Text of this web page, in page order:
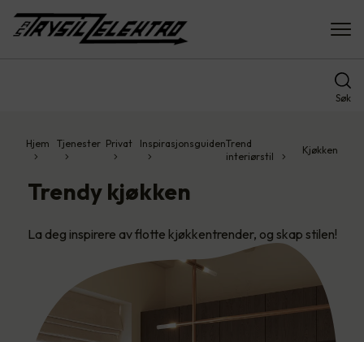
Søk
Hjem Tjenester Privat InspirasjonsguidenTrend
interiørstil
Kjøkken
Trendy kjøkken
La deg inspirere av flotte kjøkkentrender, og skap stilen!